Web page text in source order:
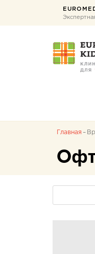
Главная